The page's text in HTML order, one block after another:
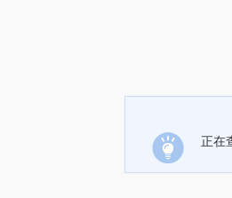
正在